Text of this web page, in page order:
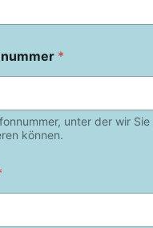
*
unter der wir Sie
können.